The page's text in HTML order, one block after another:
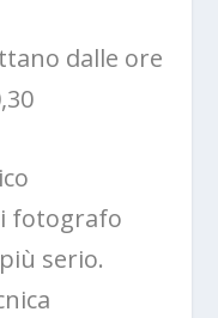
dalle ore
fotografo
serio.